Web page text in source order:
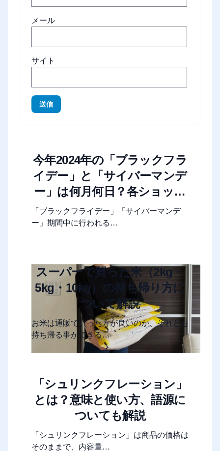
メール
サイト
送信
今年2024年の「ブラックフラ
イデー」と「サイバーマンデ
ー」は何月何日？各ショップ
やモールのセール期間まとめ
「ブラックフライデー」「サイバーマンデ
ー」期間中に行われる…
スーパーで買った米（2kg・
5kg・10kg）の持ち帰り方に
ついて解説
お米は通販で買った方が良いのか、それとも
持ち帰る事ができる…
「シュリンクフレーション」
とは？意味と使い方、語源に
ついても解説
「シュリンクフレーション」は商品の価格は
そのままで、内容量…